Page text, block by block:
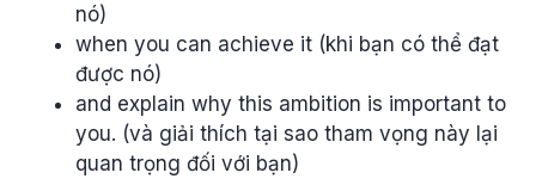
nó)
when you can achieve it (khi bạn có thể đạt
được nó)
and explain why this ambition is important to
you. (và giải thích tại sao tham vọng này lại
quan trọng đối với bạn)